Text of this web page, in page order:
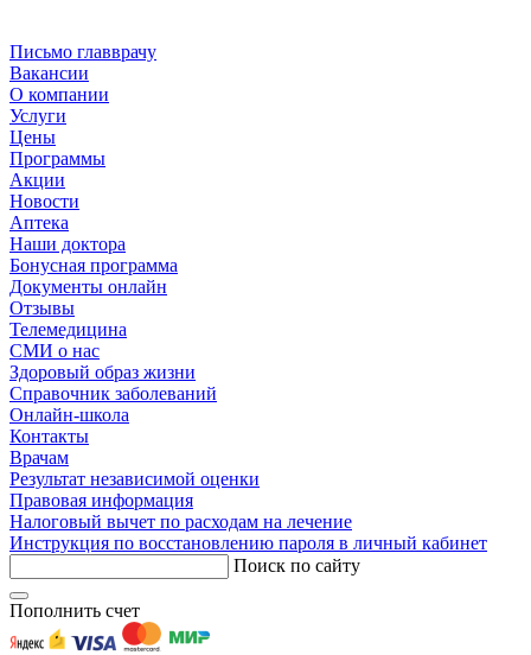
Письмо главврачу
Вакансии
О компании
Услуги
Цены
Программы
Акции
Новости
Аптека
Наши доктора
Бонусная программа
Документы онлайн
Отзывы
Телемедицина
СМИ о нас
Здоровый образ жизни
Справочник заболеваний
Онлайн-школа
Контакты
Врачам
Результат независимой оценки
Правовая информация
Налоговый вычет по расходам на лечение
Инструкция по восстановлению пароля в личный кабинет
Поиск по сайту
Пополнить счет